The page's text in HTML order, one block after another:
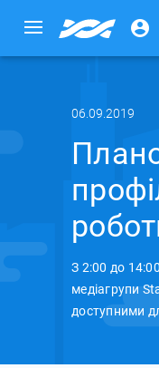
06.09.2019
З 2:00 до
медіагрупи
доступними